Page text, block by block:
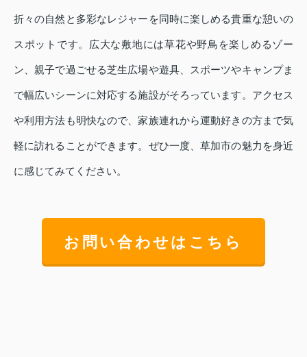
折々の自然と多彩なレジャーを同時に楽しめる貴重な憩いの
スポットです。広大な敷地には草花や野鳥を楽しめるゾー
ン、親子で過ごせる芝生広場や遊具、スポーツやキャンプま
で幅広いシーンに対応する施設がそろっています。アクセス
や利用方法も明快なので、家族連れから運動好きの方まで気
軽に訪れることができます。ぜひ一度、草加市の魅力を身近
に感じてみてください。
お問い合わせはこちら